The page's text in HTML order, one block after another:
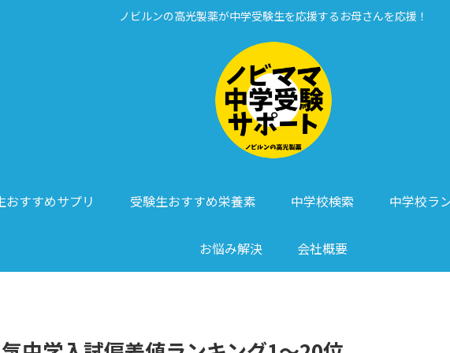
ノビルンの高光製薬が中学受験生を応援するお母さんを応援！
おすすめサプリ 受験生おすすめ栄養素 中学校検索 中学校ラ
お悩み解決 会社概要